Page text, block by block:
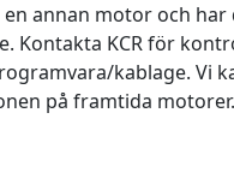
annan motor och
Kontakta KCR för
kablage. Vi
på framtida motorer.